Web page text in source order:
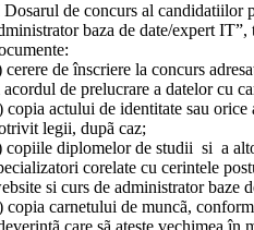
de concurs al candidatiilor
baza de date/expert
cerere de înscriere la concurs
acordul de prelucrare a datelor cu
copia actului de identitate sau orice
legii, dupã caz;
copiile diplomelor de studii si a
corelate cu cerintele
si curs de administrator baze
copia carnetului de muncã,
care sã ateste vechimea în